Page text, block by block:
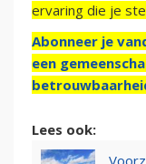
ervaring die je
Abonneer je
een
Lees ook: